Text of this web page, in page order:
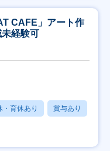
CAFE」アート作
経験可
・育休あり 賞与あり